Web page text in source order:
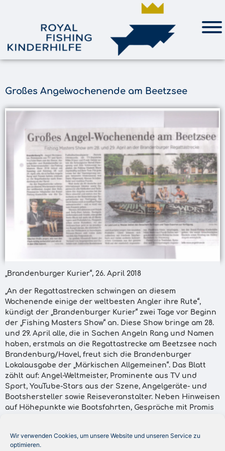
Wir verwenden Cookies, um unsere Website und unseren Service zu
optimieren.
Großes Angelwochenende am Beetzsee
„Brandenburger Kurier“, 26. April 2018
„An der Regattastrecken schwingen an diesem
Wochenende einige der weltbesten Angler ihre Rute“,
kündigt der „Brandenburger Kurier“ zwei Tage vor Beginn
der „Fishing Masters Show“ an. Diese Show bringe am 28.
und 29. April alle, die in Sachen Angeln Rang und Namen
haben, erstmals an die Regattastrecke am Beetzsee nach
Brandenburg/Havel, freut sich die Brandenburger
Lokalausgabe der „Märkischen Allgemeinen“. Das Blatt
zählt auf: Angel-Weltmeister, Prominente aus TV und
Sport, YouTube-Stars aus der Szene, Angelgeräte- und
Bootshersteller sowie Reiseveranstalter. Neben Hinweisen
auf Höhepunkte wie Bootsfahrten, Gespräche mit Promis
prominente Mitglieder der Royal-Fishing-Kinderhilfe die